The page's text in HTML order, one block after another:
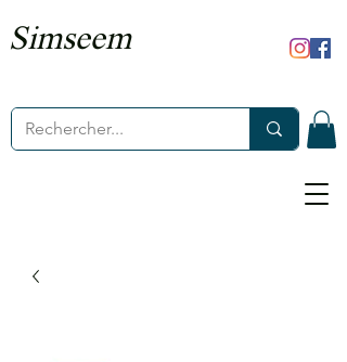
Simseem